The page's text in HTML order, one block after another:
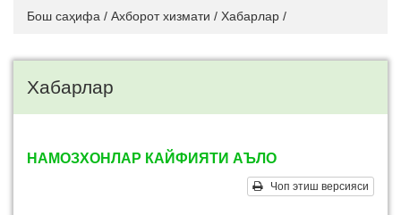
Бош саҳифа / Ахборот хизмати / Хабарлар /
Хабарлар
НАМОЗХОНЛАР КАЙФИЯТИ АЪЛО
Чоп этиш версияси